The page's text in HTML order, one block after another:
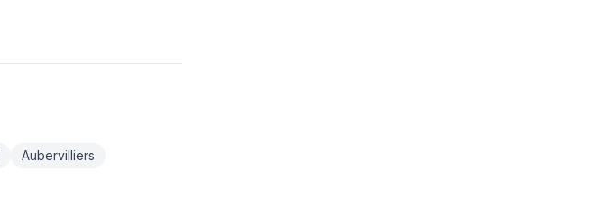
Aubervilliers